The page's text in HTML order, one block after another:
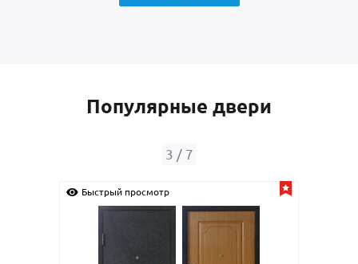
Популярные двери
4 / 7
Быстрый просмотр